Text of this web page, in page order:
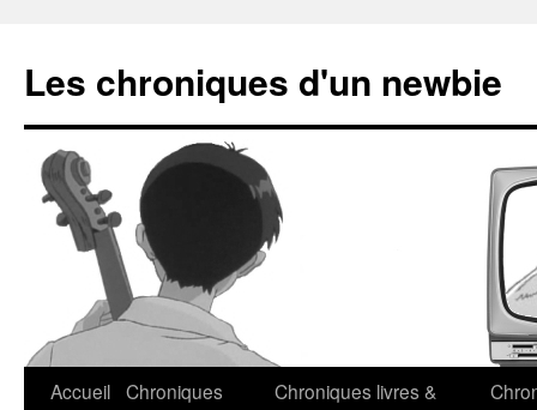
Les chroniques d'un newbie
Accueil Chroniques
Chroniques livres &